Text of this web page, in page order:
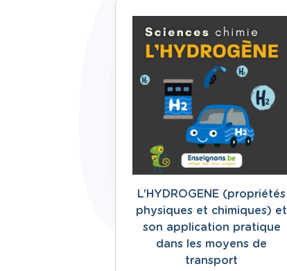
L'HYDROGENE (propriétés
physiques et chimiques) et
son application pratique
dans les moyens de
transport